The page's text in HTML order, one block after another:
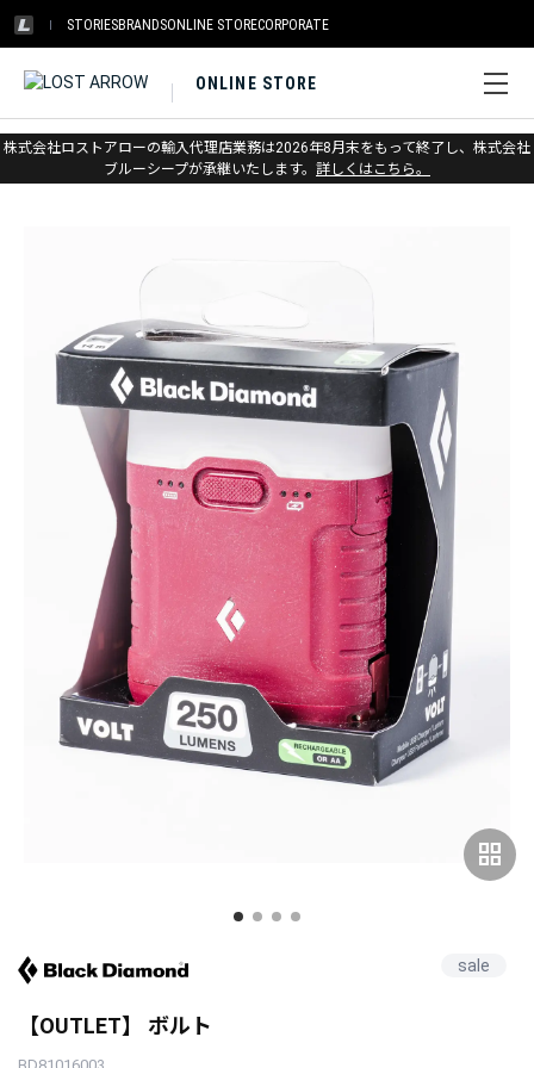
STORIESBRANDSONLINE STORECORPORATE
ONLINE STORE
株式会社ロストアローの輸入代理店業務は2026年8月末をもって終了し、株式会社
ブルーシープが承継いたします。 詳しくはこちら。
ホーム > アウトレット > ヘッドランプ&ランタン
grid_view
sale
【OUTLET】 ボルト